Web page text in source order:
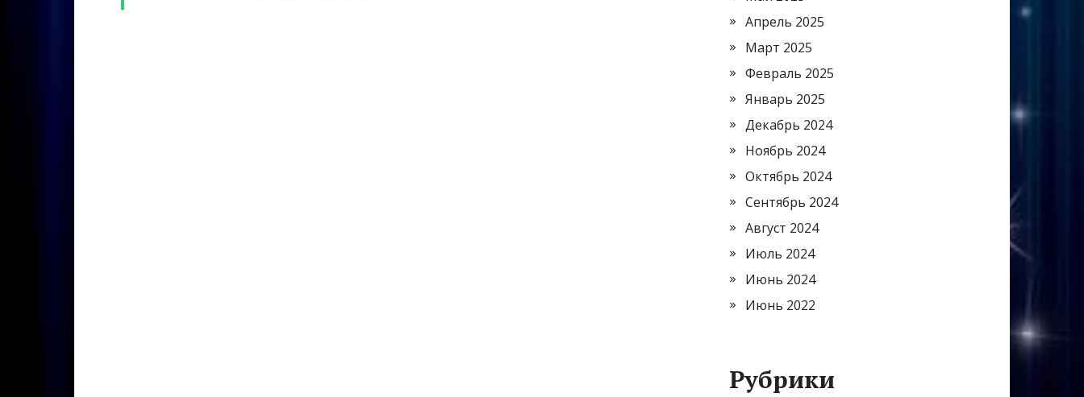
Апрель 2025
Март 2025
Февраль 2025
Январь 2025
Декабрь 2024
Ноябрь 2024
Октябрь 2024
Сентябрь 2024
Август 2024
Июль 2024
Июнь 2024
Июнь 2022
Рубрики